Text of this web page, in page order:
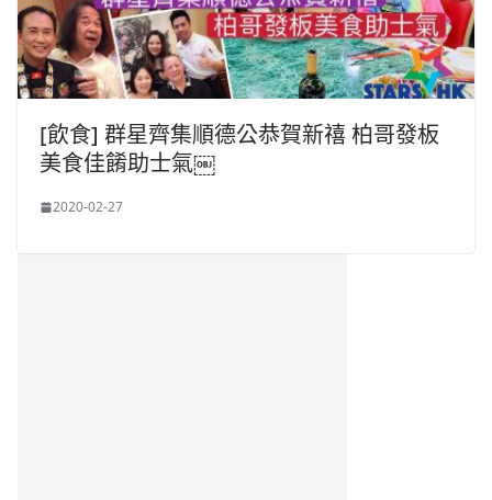
[飲食] 群星齊集順德公恭賀新禧 柏哥發板
美食佳餚助士氣￼
2020-02-27